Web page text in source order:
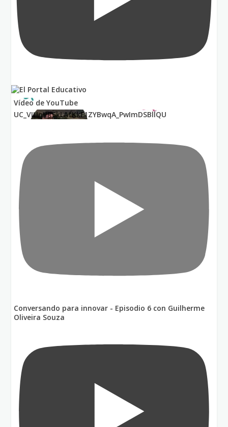
Vídeo de YouTube
UC_VIUnVRSkLAfKkF1ZYBwqA_PwImDSBllQU
Conversando para innovar - Episodio 6 con Guilherme
Oliveira Souza